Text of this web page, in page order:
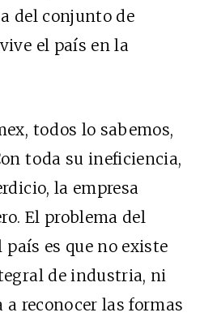
del conjunto de
el país en la
todos lo sabemos,
toda su ineficiencia,
la empresa
El problema del
es que no existe
de industria, ni
reconocer las formas